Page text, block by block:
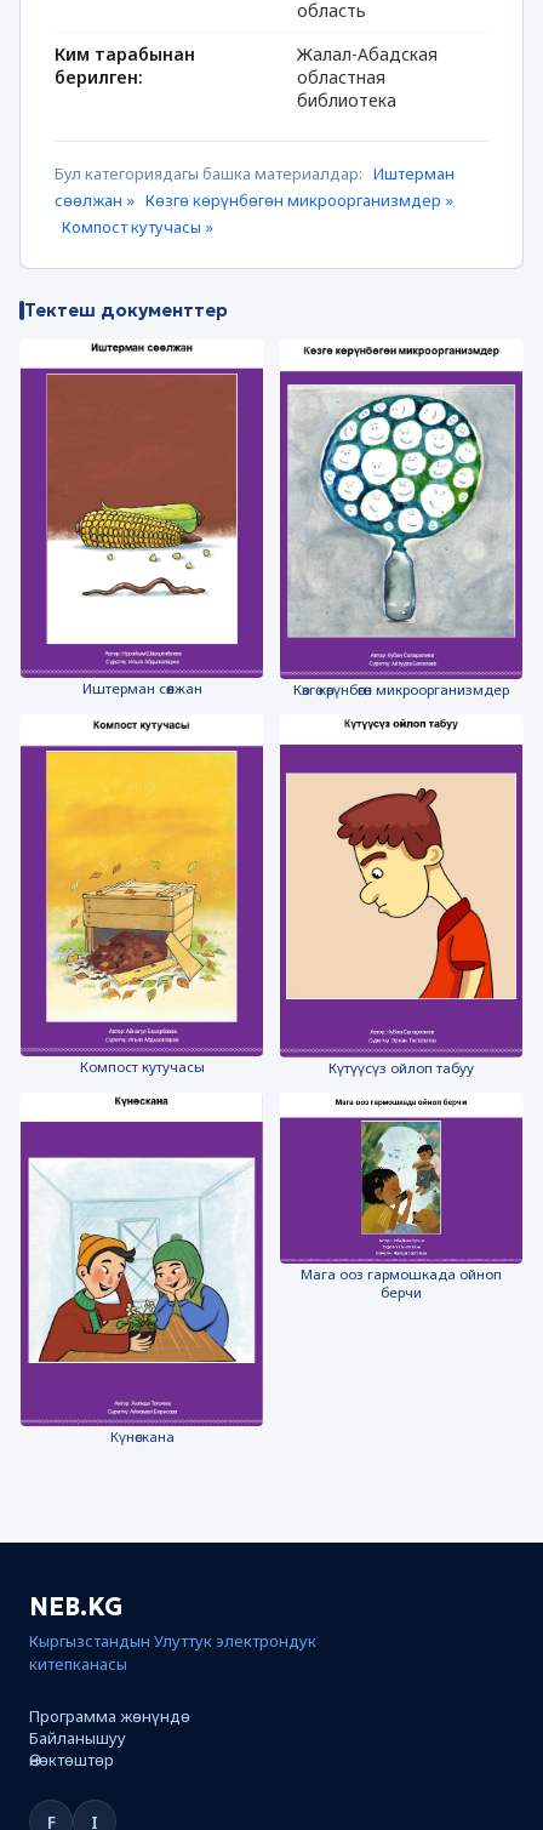
область
Ким тарабынан
берилген:
Жалал-Абадская
областная
библиотека
Бул категориядагы башка материалдар: Иштерман
сөөлжан » Көзгө көрүнбөгөн микроорганизмдер »
Компост кутучасы »
Тектеш документтер
Иштерман сөөлжан Көзгө көрүнбөгөн микроорганизмдер
Компост кутучасы Күтүүсүз ойлоп табуу
Күнөскана
Мага ооз гармошкада ойноп
берчи
NEB.KG
Кыргызстандын Улуттук электрондук
китепканасы
Программа жөнүндө
Байланышуу
Өнөктөштөр
F I